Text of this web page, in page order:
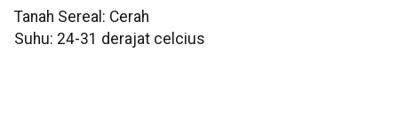
Tanah Sereal: Cerah
Suhu: 24-31 derajat celcius